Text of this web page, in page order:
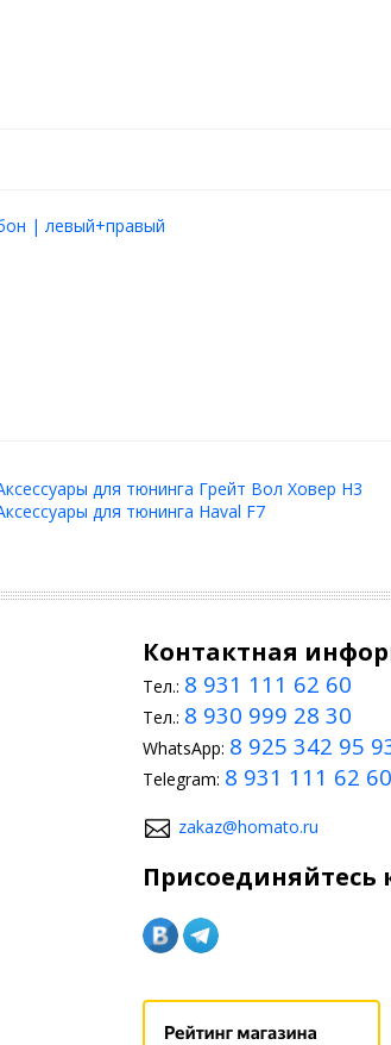
| левый+правый
для тюнинга Грейт Вол Ховер Н3
для тюнинга Haval F7
Контактная
Тел.: 8 931 111 62 60
Тел.: 8 930 999 28 30
WhatsApp: 8 925 342 95
Telegram: 8 931 111 62 60
zakaz@homato.ru
Присоединяйтесь